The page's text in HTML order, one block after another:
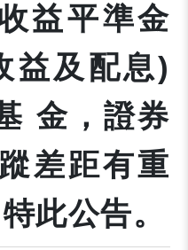
益平準金
益及配息)
金，證券
差距有重
此公告。